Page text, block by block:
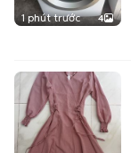
1 phút trước 4